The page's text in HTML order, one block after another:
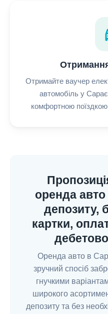
Отримайте ваучер
автомобіль у
комфортною поїздкою
оренда
депозиту,
картки,
Оренда авто в
зручний спосіб
гнучкими
широкого
депозиту та без